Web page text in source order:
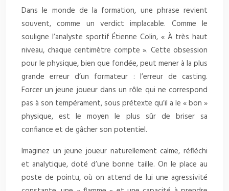
Dans le monde de la formation, une phrase revient
souvent, comme un verdict implacable. Comme le
souligne l’analyste sportif Étienne Colin, « À très haut
niveau, chaque centimètre compte ». Cette obsession
pour le physique, bien que fondée, peut mener à la plus
grande erreur d’un formateur : l’erreur de casting.
Forcer un jeune joueur dans un rôle qui ne correspond
pas à son tempérament, sous prétexte qu’il a le « bon »
physique, est le moyen le plus sûr de briser sa
confiance et de gâcher son potentiel.
Imaginez un jeune joueur naturellement calme, réfléchi
et analytique, doté d’une bonne taille. On le place au
poste de pointu, où on attend de lui une agressivité